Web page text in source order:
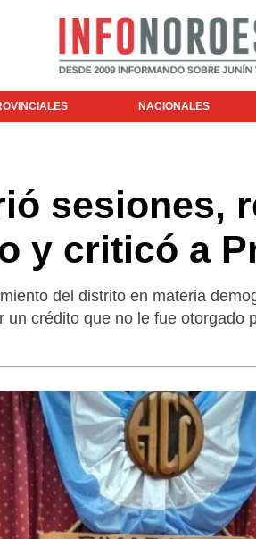
NACIONALES
sesiones,
y criticó a
del distrito en materia
un crédito que no le fue otorgado